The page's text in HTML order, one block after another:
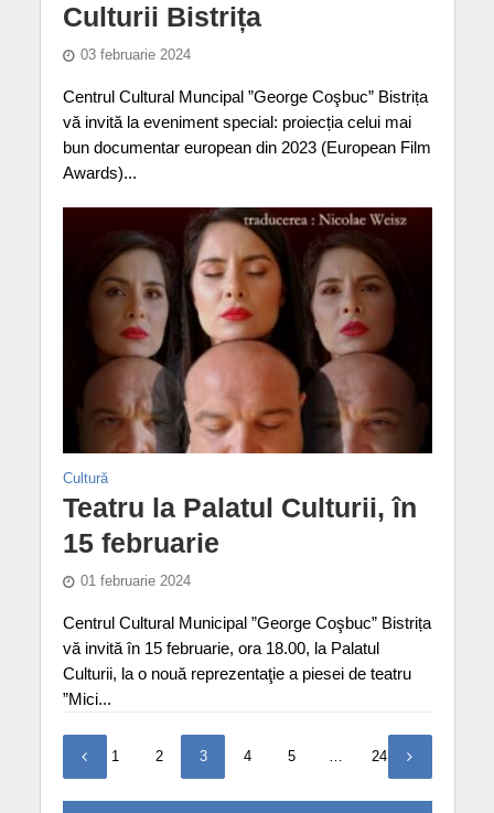
Culturii Bistrița
03 februarie 2024
Centrul Cultural Muncipal ”George Coşbuc” Bistrița
vă invită la eveniment special: proiecția celui mai
bun documentar european din 2023 (European Film
Awards)...
Cultură
Teatru la Palatul Culturii, în
15 februarie
01 februarie 2024
Centrul Cultural Municipal ”George Coşbuc” Bistrița
vă invită în 15 februarie, ora 18.00, la Palatul
Culturii, la o nouă reprezentaţie a piesei de teatru
”Mici...
1 2 3 4 5 … 24